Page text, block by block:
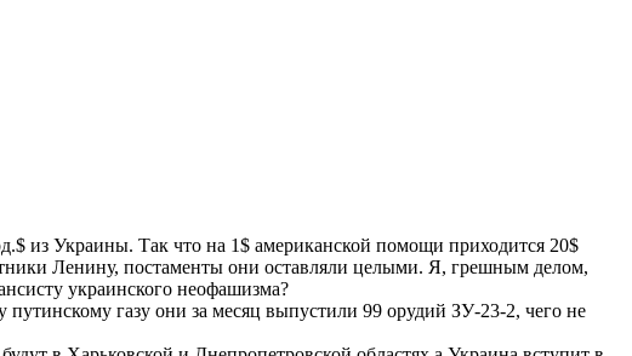
из Украины. Так что на 1$ американской помощи приходится 20$
Ленину, постаменты они оставляли целыми. Я, грешным делом,
украинского неофашизма?
путинскому газу они за месяц выпустили 99 орудий ЗУ-23-2, чего не